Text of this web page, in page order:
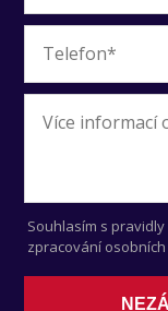
Souhlasím s
zpracování